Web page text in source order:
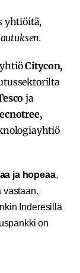
yhtiöitä,
Citycon,
ja
ja hopeaa,
vastaan.
Inderesillä
on